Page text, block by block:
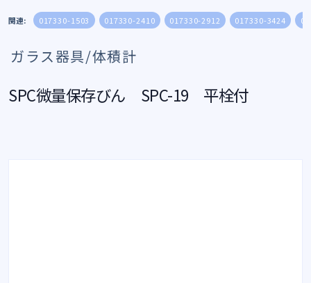
関連: 017330-1503 017330-2410 017330-2912 017330-3424
ガラス器具/体積計
SPC微量保存びん SPC-19 平栓付